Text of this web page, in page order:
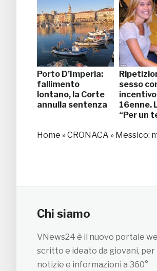
Porto D’Imperia:
fallimento
lontano, la Corte
annulla sentenza
sesso
incentivo
16enne.
“Per un
Home »CRONACA » Messico:
Chi siamo
VNews24 è il nuovo portale
scritto e ideato da giovani, per
notizie e informazioni a 360°